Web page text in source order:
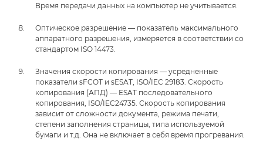
Время передачи данных на компьютер не учитывается.
Оптическое разрешение — показатель максимального
аппаратного разрешения, измеряется в соответствии со
стандартом ISO 14473.
Значения скорости копирования — усредненные
показатели sFCOT и sESAT, ISO/IEC 29183. Скорость
копирования (АПД) — ESAT последовательного
копирования, ISO/IEC24735. Скорость копирования
зависит от сложности документа, режима печати,
степени заполнения страницы, типа используемой
бумаги и т.д. Она не включает в себя время прогревания.